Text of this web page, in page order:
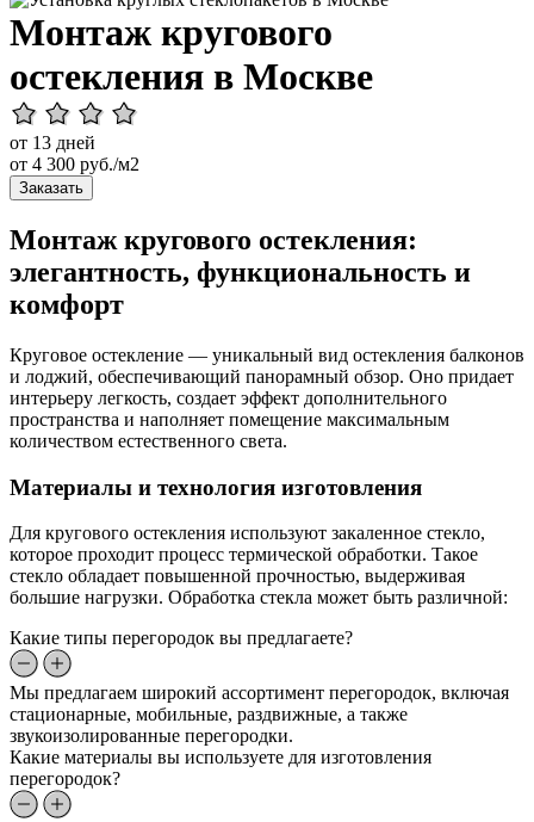
Монтаж кругового
остекления в Москве
от 13 дней
от 4 300 руб./м2
Заказать
Монтаж кругового остекления:
элегантность, функциональность и
комфорт
Круговое остекление — уникальный вид остекления балконов
и лоджий, обеспечивающий панорамный обзор. Оно придает
интерьеру легкость, создает эффект дополнительного
пространства и наполняет помещение максимальным
количеством естественного света.
Материалы и технология изготовления
Для кругового остекления используют закаленное стекло,
которое проходит процесс термической обработки. Такое
стекло обладает повышенной прочностью, выдерживая
большие нагрузки. Обработка стекла может быть различной:
Какие типы перегородок вы предлагаете?
Мы предлагаем широкий ассортимент перегородок, включая
стационарные, мобильные, раздвижные, а также
звукоизолированные перегородки.
Какие материалы вы используете для изготовления
перегородок?